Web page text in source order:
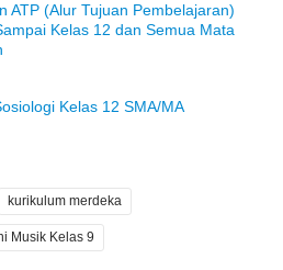
ATP (Alur Tujuan Pembelajaran)
Kelas 12 dan Semua Mata
Kelas 12 SMA/MA
kurikulum merdeka
Musik Kelas 9